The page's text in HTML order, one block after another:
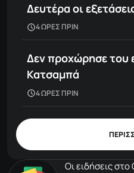
Δευτέρα οι
4 ΩΡΕΣ ΠΡΙΝ
Δεν προχώρησε του
Κατσαμπά
4 ΩΡΕΣ ΠΡΙΝ
Οι ειδήσεις